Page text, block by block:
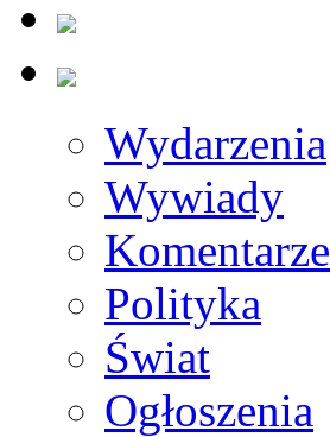
Wydarzenia
Wywiady
Komentarze
Polityka
Świat
Ogłoszenia